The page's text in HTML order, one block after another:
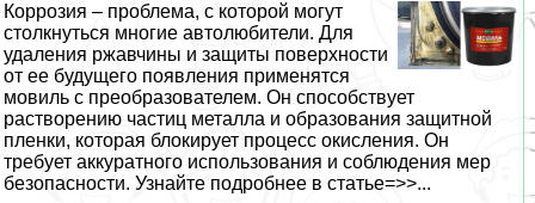
Коррозия – проблема, с которой могут
столкнуться многие автолюбители. Для
удаления ржавчины и защиты поверхности
от ее будущего появления применятся
мовиль с преобразователем. Он способствует
растворению частиц металла и образования защитной
пленки, которая блокирует процесс окисления. Он
требует аккуратного использования и соблюдения мер
безопасности. Узнайте подробнее в статье=>>...